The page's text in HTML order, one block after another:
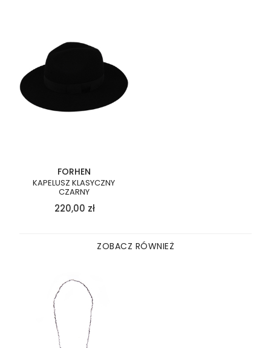
FORHEN
KAPELUSZ KLASYCZNY
CZARNY
220,00 zł
ZOBACZ RÓWNIEŻ